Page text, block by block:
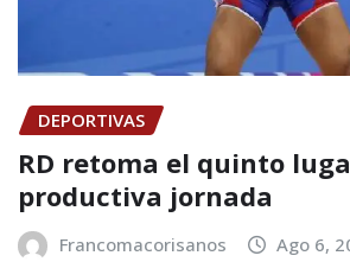
DEPORTIVAS
RD retoma el quinto
productiva jornada
Francomacorisanos Ago 6,